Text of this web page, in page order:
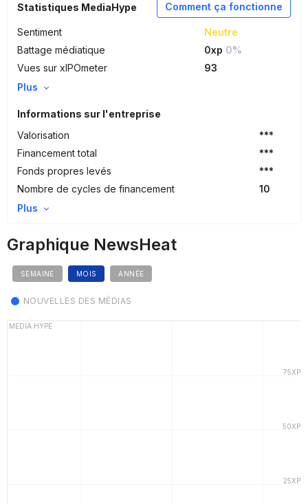
Comment ça fonctionne
Statistiques MediaHype
Sentiment
Neutre
Battage médiatique
0xp 0%
Vues sur xIPOmeter
93
Plus
Informations sur l'entreprise
Valorisation
***
Financement total
***
Fonds propres levés
***
Nombre de cycles de financement
10
Plus
Graphique NewsHeat
SEMAINE MOIS ANNÉE
NOUVELLES DES MÉDIAS